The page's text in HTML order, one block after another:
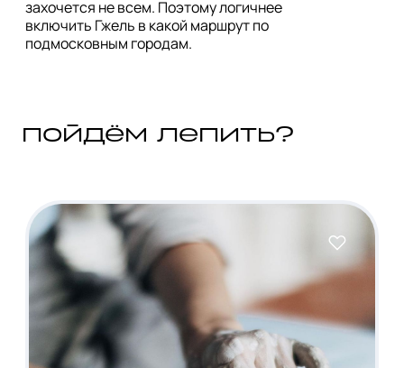
захочется не всем. Поэтому логичнее
включить Гжель в какой маршрут по
пойдём лепить?